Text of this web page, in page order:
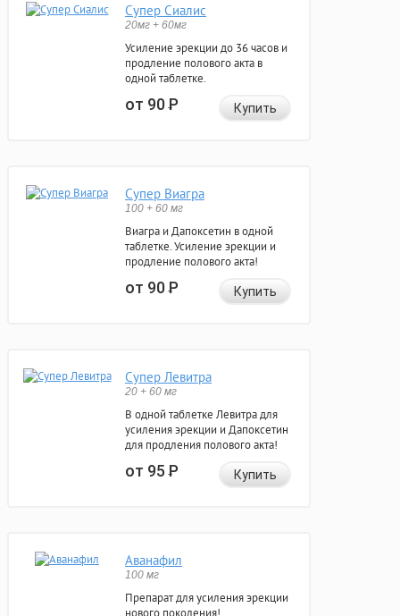
Супер Сиалис
20мг + 60мг
Усиление эрекции до 36 часов и
продление полового акта в
одной таблетке.
от 90Р Купить
Супер Виагра
100 + 60 мг
Виагра и Дапоксетин в одной
таблетке. Усиление эрекции и
продление полового акта!
от 90Р Купить
Супер Левитра
20 + 60 мг
В одной таблетке Левитра для
усиления эрекции и Дапоксетин
для продления полового акта!
от 95Р Купить
Аванафил
100 мг
Препарат для усиления эрекции